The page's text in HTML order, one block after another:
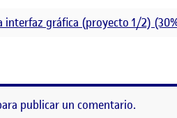
interfaz gráfica (proyecto 1/2)
publicar un comentario.